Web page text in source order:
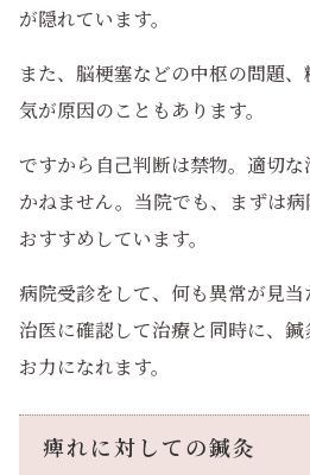
が隠れています。
また、脳梗塞などの中枢の問題
気が原因のこともあります。
ですから自己判断は禁物。適切
かねません。当院でも、まずは
おすすめしています。
病院受診をして、何も異常が見
治医に確認して治療と同時に、
お力になれます。
痺れに対しての鍼灸